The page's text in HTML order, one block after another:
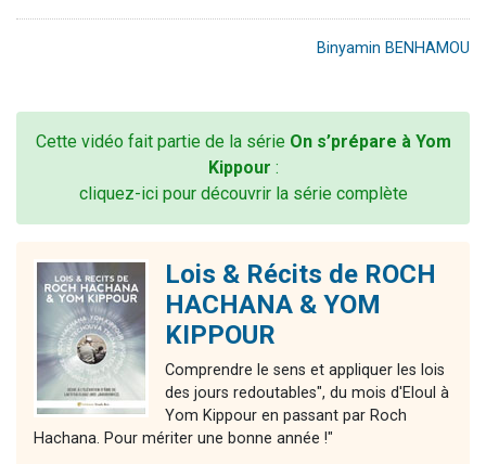
Binyamin BENHAMOU
Cette vidéo fait partie de la série On s’prépare à Yom
Kippour :
cliquez-ici pour découvrir la série complète
Lois & Récits de ROCH
HACHANA & YOM
KIPPOUR
Comprendre le sens et appliquer les lois
des jours redoutables", du mois d'Eloul à
Yom Kippour en passant par Roch
Hachana. Pour mériter une bonne année !"